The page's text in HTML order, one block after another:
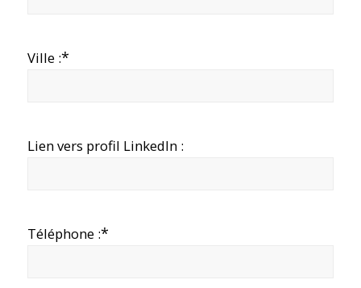
Ville :*
Lien vers profil LinkedIn :
Téléphone :*